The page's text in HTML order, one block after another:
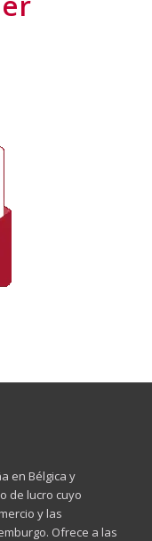
en Bélgica y
de lucro cuyo
y las
Ofrece a las